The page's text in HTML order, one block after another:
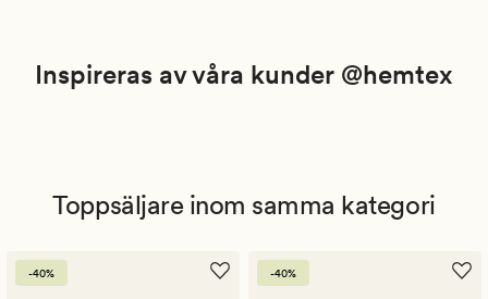
Inspireras av våra kunder @hemtex
Toppsäljare inom samma kategori
-40% -40%